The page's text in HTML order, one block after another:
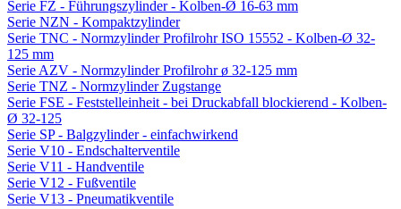
Serie FZ - Führungszylinder - Kolben-Ø 16-63 mm
Serie NZN - Kompaktzylinder
Serie TNC - Normzylinder Profilrohr ISO 15552 - Kolben-Ø 32-
125 mm
Serie AZV - Normzylinder Profilrohr ø 32-125 mm
Serie TNZ - Normzylinder Zugstange
Serie FSE - Feststelleinheit - bei Druckabfall blockierend - Kolben-
Ø 32-125
Serie SP - Balgzylinder - einfachwirkend
Serie V10 - Endschalterventile
Serie V11 - Handventile
Serie V12 - Fußventile
Serie V13 - Pneumatikventile